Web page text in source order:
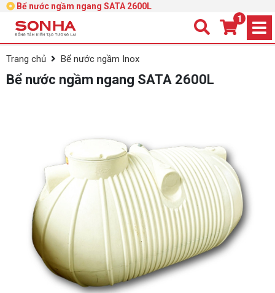
Bể nước ngầm ngang SATA 2600L
1
Trang chủ Bể nước ngầm Inox
Bể nước ngầm ngang SATA 2600L